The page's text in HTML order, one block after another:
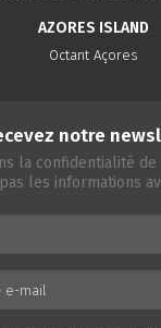
AZORES ISLAND
Octant Açores
notre
la confidentialité
les informations